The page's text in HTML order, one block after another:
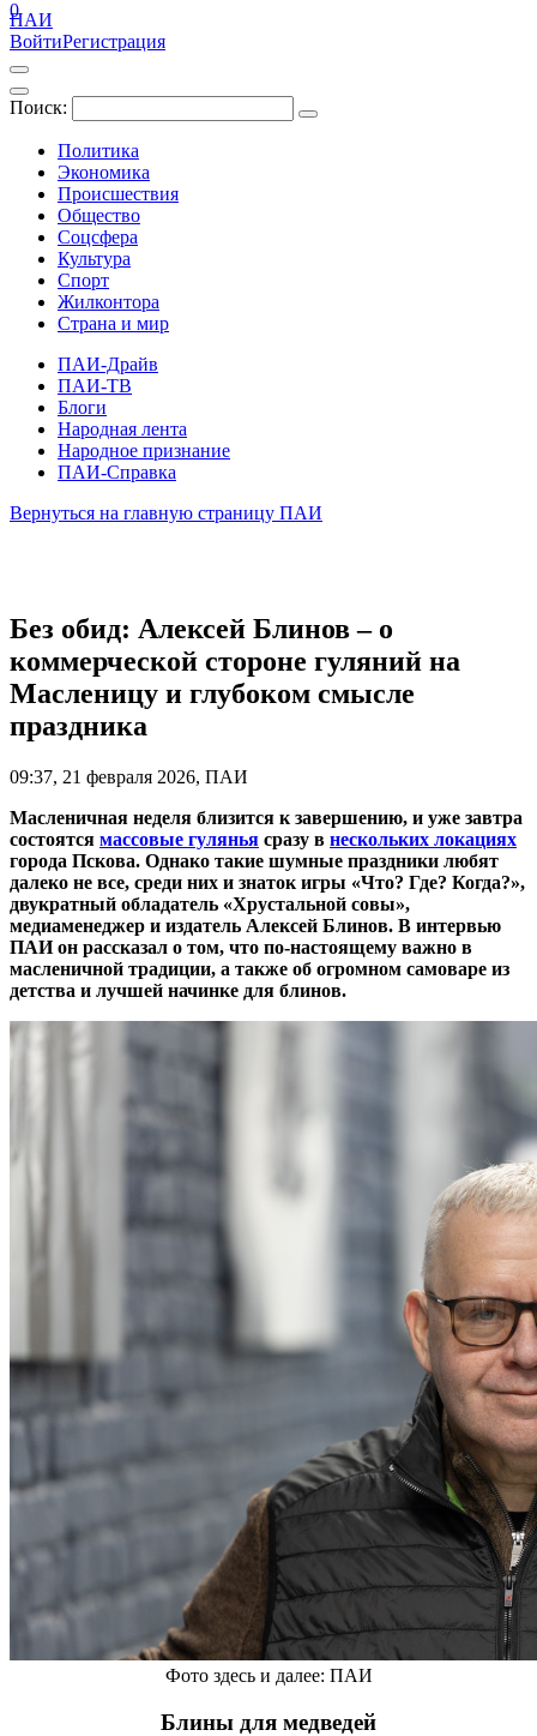
ПАИ
ВойтиРегистрация
Поиск:
Политика
Экономика
Происшествия
Общество
Соцсфера
Культура
Спорт
Жилконтора
Страна и мир
ПАИ-Драйв
ПАИ-ТВ
Блоги
Народная лента
Народное признание
ПАИ-Справка
0
Вернуться на главную страницу ПАИ
Без обид: Алексей Блинов – о
коммерческой стороне гуляний на
Масленицу и глубоком смысле
праздника
09:37, 21 февраля 2026, ПАИ
Масленичная неделя близится к завершению, и уже завтра
состоятся массовые гулянья сразу в нескольких локациях
города Пскова. Однако такие шумные праздники любят
далеко не все, среди них и знаток игры «Что? Где? Когда?»,
двукратный обладатель «Хрустальной совы»,
медиаменеджер и издатель Алексей Блинов. В интервью
ПАИ он рассказал о том, что по-настоящему важно в
масленичной традиции, а также об огромном самоваре из
детства и лучшей начинке для блинов.
Фото здесь и далее: ПАИ
Блины для медведей